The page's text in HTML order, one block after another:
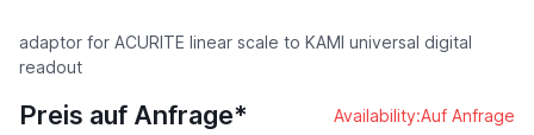
adaptor for ACURITE linear scale to KAMI universal digital
readout
Preis auf Anfrage* Availability:Auf Anfrage